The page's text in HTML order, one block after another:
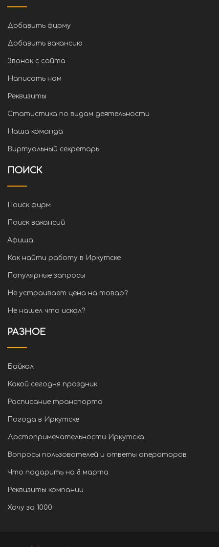
Добавить фирму
Добавить вакансию
Звонок с сайта
Написать нам
Реквизиты
Статистика по видам деятельности
Наша команда
Виртуальный секретарь
ПОИСК
Поиск фирм
Поиск вакансий
Афиша
Как найти работу в Иркутске
Популярные запросы
Не устраивает цена на товар?
Не нашел что искал?
РАЗНОЕ
Байкал
Какой сегодня праздник
Расписание транспорта
Погода в Иркутске
Достопримечательности Иркутска
Вопросы пользователей и ответы операторов
Что подарить на 8 марта
Реквизиты компании
Хочу за 1000